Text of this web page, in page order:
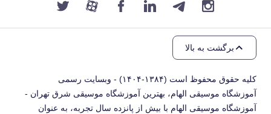
برگشت به بالا
کلیه حقوق محفوظ است (۱۳۸۴-۱۴۰۴) - وبسایت رسمی
آموزشگاه موسیقی الهام، بهترین آموزشگاه موسیقی شرق تهران -
آموزشگاه موسیقی الهام با بیش از پانزده سال تجربه، به عنوان